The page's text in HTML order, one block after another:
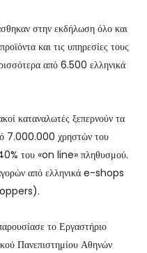
στην εκδήλωση όλο και
και τις υπηρεσίες τους
από 6.500 ελληνικά
καταναλωτές ξεπερνούν τα
7.000.000 χρηστών του
40% του «on line» πληθυσμού.
από ελληνικά e-shops
το Εργαστήριο
Πανεπιστημίου Αθηνών